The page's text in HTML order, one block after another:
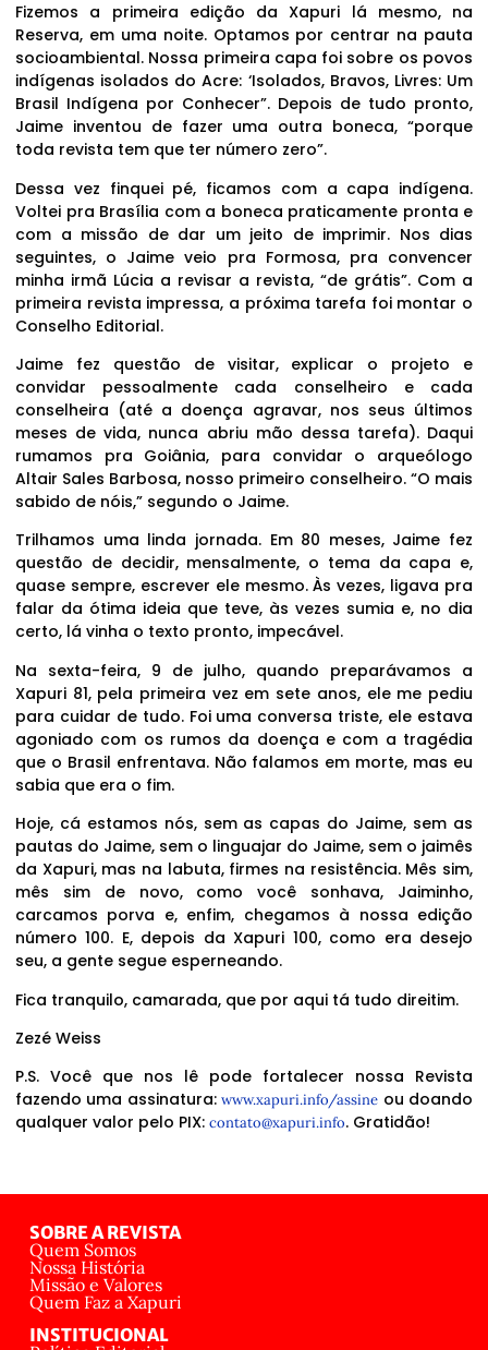
Fizemos a primeira edição da Xapuri lá mesmo, na
Reserva, em uma noite. Optamos por centrar na pauta
socioambiental. Nossa primeira capa foi sobre os povos
indígenas isolados do Acre: ‘Isolados, Bravos, Livres: Um
Brasil Indígena por Conhecer”. Depois de tudo pronto,
Jaime inventou de fazer uma outra boneca, “porque
toda revista tem que ter número zero”.
Dessa vez finquei pé, ficamos com a capa indígena.
Voltei pra Brasília com a boneca praticamente pronta e
com a missão de dar um jeito de imprimir. Nos dias
seguintes, o Jaime veio pra Formosa, pra convencer
minha irmã Lúcia a revisar a revista, “de grátis”. Com a
primeira revista impressa, a próxima tarefa foi montar o
Conselho Editorial.
Jaime fez questão de visitar, explicar o projeto e
convidar pessoalmente cada conselheiro e cada
conselheira (até a doença agravar, nos seus últimos
meses de vida, nunca abriu mão dessa tarefa). Daqui
rumamos pra Goiânia, para convidar o arqueólogo
Altair Sales Barbosa, nosso primeiro conselheiro. “O mais
sabido de nóis,” segundo o Jaime.
Trilhamos uma linda jornada. Em 80 meses, Jaime fez
questão de decidir, mensalmente, o tema da capa e,
quase sempre, escrever ele mesmo. Às vezes, ligava pra
falar da ótima ideia que teve, às vezes sumia e, no dia
certo, lá vinha o texto pronto, impecável.
Na sexta-feira, 9 de julho, quando preparávamos a
Xapuri 81, pela primeira vez em sete anos, ele me pediu
para cuidar de tudo. Foi uma conversa triste, ele estava
agoniado com os rumos da doença e com a tragédia
que o Brasil enfrentava. Não falamos em morte, mas eu
sabia que era o fim.
Hoje, cá estamos nós, sem as capas do Jaime, sem as
pautas do Jaime, sem o linguajar do Jaime, sem o jaimês
da Xapuri, mas na labuta, firmes na resistência. Mês sim,
mês sim de novo, como você sonhava, Jaiminho,
carcamos porva e, enfim, chegamos à nossa edição
número 100. E, depois da Xapuri 100, como era desejo
seu, a gente segue esperneando.
Fica tranquilo, camarada, que por aqui tá tudo direitim.
Zezé Weiss
P.S. Você que nos lê pode fortalecer nossa Revista
fazendo uma assinatura:www.xapuri.info/assine ou doando
qualquer valor pelo PIX: contato@xapuri.info. Gratidão!
SOBRE A REVISTA
Quem Somos
Nossa História
Missão e Valores
Quem Faz a Xapuri
INSTITUCIONAL